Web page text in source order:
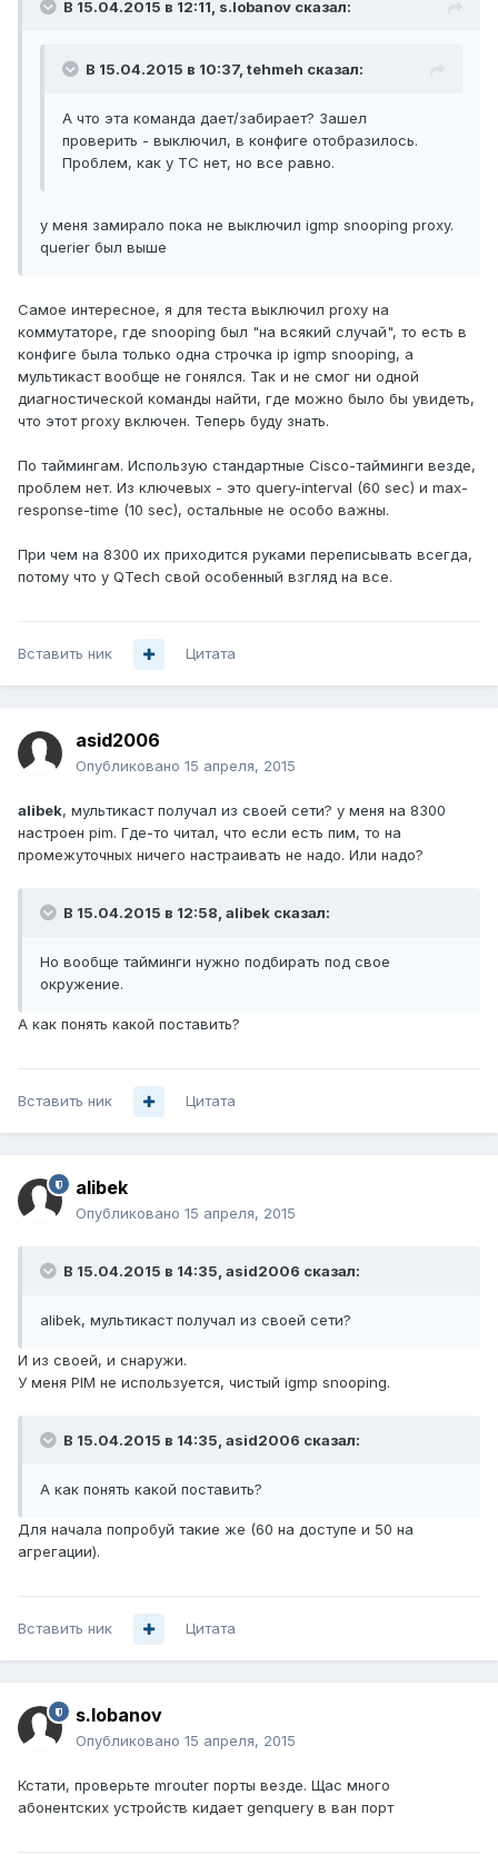
В 15.04.2015 в 12:11, s.lobanov сказал:
В 15.04.2015 в 10:37, tehmeh сказал:
А что эта команда дает/забирает? Зашел
проверить - выключил, в конфиге отобразилось.
Проблем, как у ТС нет, но все равно.
у меня замирало пока не выключил igmp snooping proxy.
querier был выше
Самое интересное, я для теста выключил proxy на
коммутаторе, где snooping был "на всякий случай", то есть в
конфиге была только одна строчка ip igmp snooping, а
мультикаст вообще не гонялся. Так и не смог ни одной
диагностической команды найти, где можно было бы увидеть,
что этот proxy включен. Теперь буду знать.
По таймингам. Использую стандартные Cisco-тайминги везде,
проблем нет. Из ключевых - это query-interval (60 sec) и max-
response-time (10 sec), остальные не особо важны.
При чем на 8300 их приходится руками переписывать всегда,
потому что у QTech свой особенный взгляд на все.
Вставить ник Цитата
asid2006
Опубликовано 15 апреля, 2015
alibek, мультикаст получал из своей сети? у меня на 8300
настроен pim. Где-то читал, что если есть пим, то на
промежуточных ничего настраивать не надо. Или надо?
В 15.04.2015 в 12:58, alibek сказал:
Но вообще тайминги нужно подбирать под свое
окружение.
А как понять какой поставить?
Вставить ник Цитата
alibek
Опубликовано 15 апреля, 2015
В 15.04.2015 в 14:35, asid2006 сказал:
alibek, мультикаст получал из своей сети?
И из своей, и снаружи.
У меня PIM не используется, чистый igmp snooping.
В 15.04.2015 в 14:35, asid2006 сказал:
А как понять какой поставить?
Для начала попробуй такие же (60 на доступе и 50 на
агрегации).
Вставить ник Цитата
s.lobanov
Опубликовано 15 апреля, 2015
Кстати, проверьте mrouter порты везде. Щас много
абонентских устройств кидает genquery в ван порт